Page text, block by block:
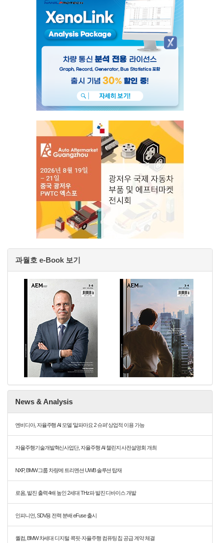
과월호 e-Book 보기
News & Analysis
엔비디아, 자율주행 AI 모델 ‘알파마요 2 슈퍼’ 상업적 이용 가능
자율주행기술개발혁신사업단, 자율주행 AI 챌린지 사전설명회 개최
NXP, BMW 그룹 차량에 트리멘션 UWB 솔루션 탑재
로옴, 발진 출력 4배 높인 2세대 THz파 발진 디바이스 개발
인피니언, SDV용 전력 분배 eFuse 출시
퀄컴, BMW 차세대 디지털 콕핏·자율주행 컴퓨팅 칩 공급 계약 체결